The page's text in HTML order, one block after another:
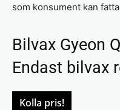
som konsument kan
Bilvax Gyeon
Endast bilvax
Kolla pris!